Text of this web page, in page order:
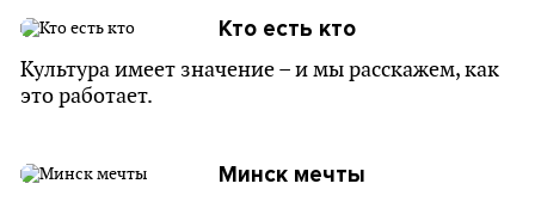
Кто есть кто
Культура имеет значение – и мы расскажем, как
это работает.
Минск мечты